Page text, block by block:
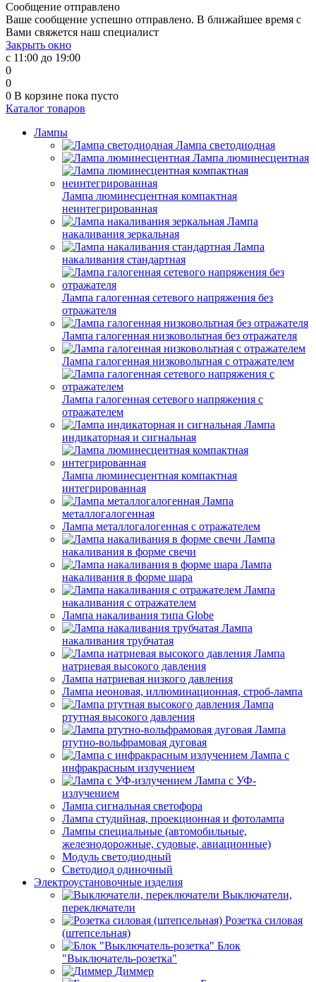
Сообщение отправлено
Ваше сообщение успешно отправлено. В ближайшее время с
Вами свяжется наш специалист
Закрыть окно
с 11:00 до 19:00
0
0
0 В корзине пока пусто
Каталог товаров
Лампы
Лампа светодиодная
Лампа люминесцентная
Лампа люминесцентная компактная
неинтегрированная
Лампа
накаливания зеркальная
Лампа
накаливания стандартная
Лампа галогенная сетевого напряжения без
отражателя
Лампа галогенная низковольтная без отражателя
Лампа галогенная низковольтная с отражателем
Лампа галогенная сетевого напряжения с
отражателем
Лампа
индикаторная и сигнальная
Лампа люминесцентная компактная
интегрированная
Лампа
металлогалогенная
Лампа металлогалогенная с отражателем
Лампа
накаливания в форме свечи
Лампа
накаливания в форме шара
Лампа
накаливания с отражателем
Лампа накаливания типа Globe
Лампа
накаливания трубчатая
Лампа
натриевая высокого давления
Лампа натриевая низкого давления
Лампа неоновая, иллюминационная, строб-лампа
Лампа
ртутная высокого давления
Лампа
ртутно-вольфрамовая дуговая
Лампа с
инфракрасным излучением
Лампа с УФ-
излучением
Лампа сигнальная светофора
Лампа студийная, проекционная и фотолампа
Лампы специальные (автомобильные,
железнодорожные, судовые, авиационные)
Модуль светодиодный
Светодиод одиночный
Электроустановочные изделия
Выключатели,
переключатели
Розетка силовая
(штепсельная)
Блок
"Выключатель-розетка"
Диммер